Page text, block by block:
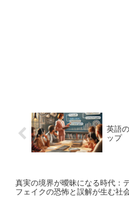
英語
ップ
真実の境界が曖昧になる時代：
フェイクの恐怖と誤解が生む社